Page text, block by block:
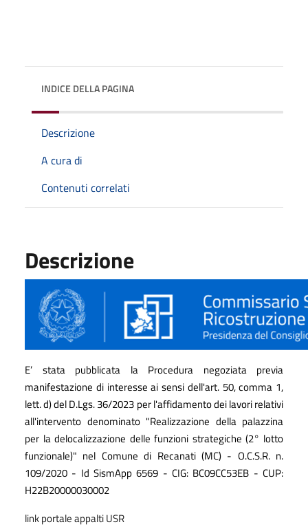
INDICE DELLA PAGINA
Descrizione
A cura di
Contenuti correlati
Descrizione
E’ stata pubblicata la Procedura negoziata previa
manifestazione di interesse ai sensi dell'art. 50, comma 1,
lett. d) del D.Lgs. 36/2023 per l'affidamento dei lavori relativi
all'intervento denominato "Realizzazione della palazzina
per la delocalizzazione delle funzioni strategiche (2° lotto
funzionale)" nel Comune di Recanati (MC) - O.C.S.R. n.
109/2020 - Id SismApp 6569 - CIG: BC09CC53EB - CUP:
H22B20000030002
link portale appalti USR